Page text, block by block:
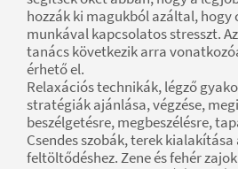
hozzák ki magukból azáltal, hogy
munkával kapcsolatos stresszt.
tanács következik arra
érhető el.
Relaxációs technikák, légző
stratégiák ajánlása, végzése,
beszélgetésre, megbeszélésre,
Csendes szobák, terek
feltöltődéshez. Zene és fehér